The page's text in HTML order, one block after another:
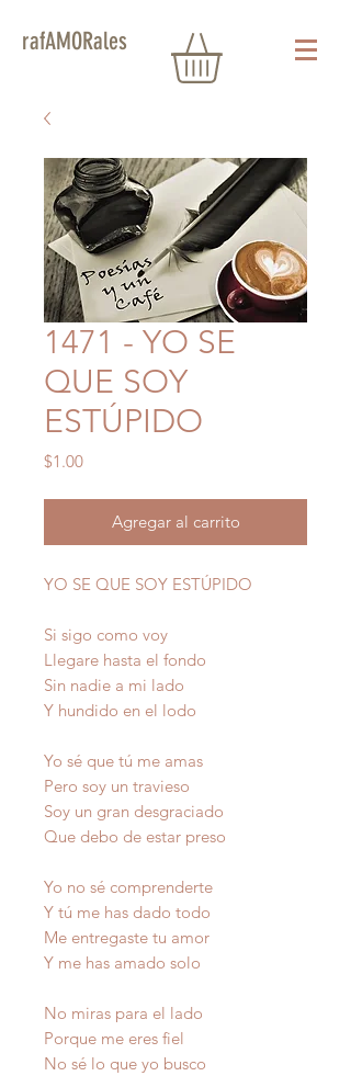
rafAMORales
1471 - YO SE
QUE SOY
ESTÚPIDO
$1.00Precio
Agregar al carrito
YO SE QUE SOY ESTÚPIDO
Si sigo como voy
Llegare hasta el fondo
Sin nadie a mi lado
Y hundido en el lodo
Yo sé que tú me amas
Pero soy un travieso
Soy un gran desgraciado
Que debo de estar preso
Yo no sé comprenderte
Y tú me has dado todo
Me entregaste tu amor
Y me has amado solo
No miras para el lado
Porque me eres fiel
No sé lo que yo busco